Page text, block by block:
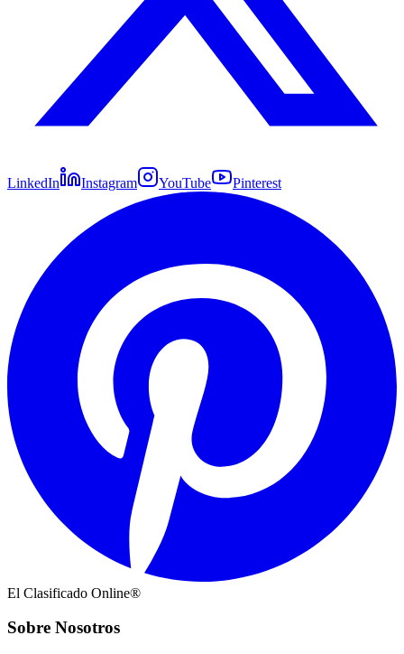
LinkedIn Instagram YouTube Pinterest
El Clasificado Online®
Sobre Nosotros